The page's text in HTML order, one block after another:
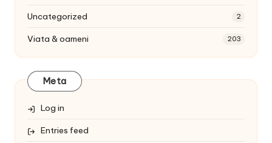
Uncategorized 2
Viata & oameni 203
Meta
Log in
Entries feed